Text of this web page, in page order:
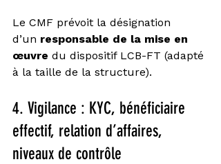
Le CMF prévoit la désignation
d’un responsable de la mise en
œuvre du dispositif LCB-FT (adapté
à la taille de la structure).
4. Vigilance : KYC, bénéficiaire
effectif, relation d’affaires,
niveaux de contrôle